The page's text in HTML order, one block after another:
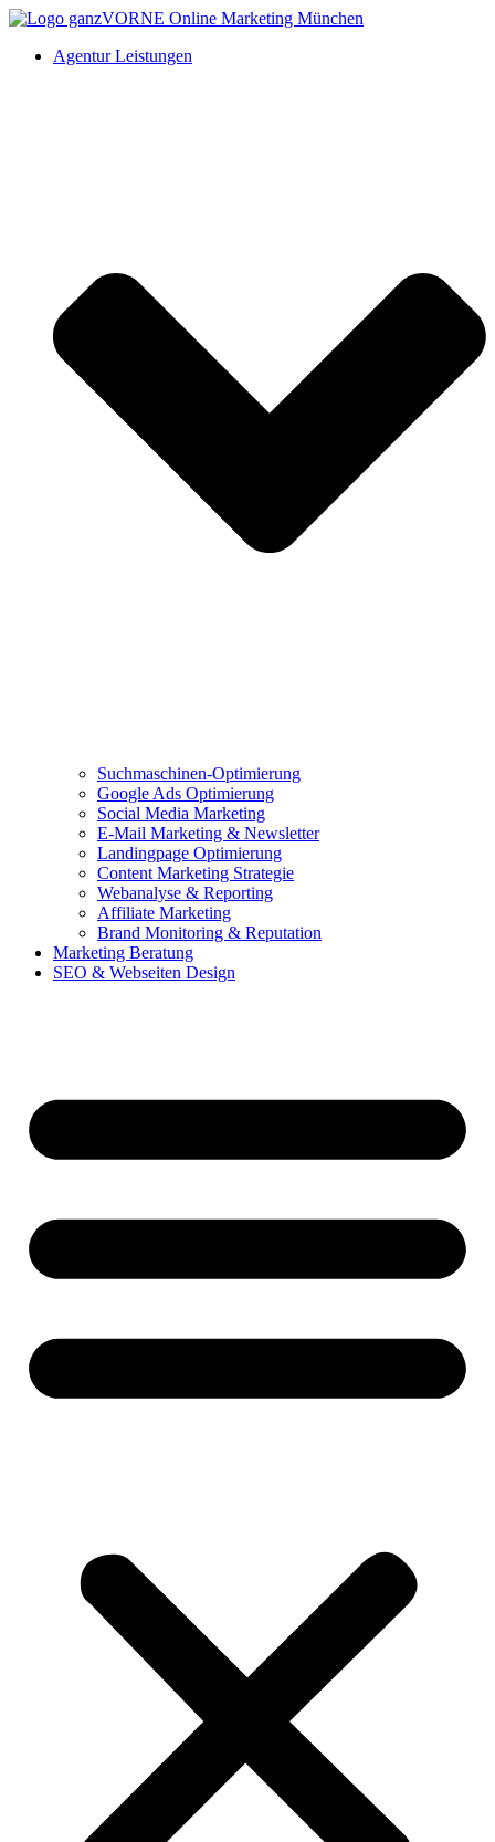
Agentur Leistungen
Suchmaschinen-Optimierung
Google Ads Optimierung
Social Media Marketing
E-Mail Marketing & Newsletter
Landingpage Optimierung
Content Marketing Strategie
Webanalyse & Reporting
Affiliate Marketing
Brand Monitoring & Reputation
Marketing Beratung
SEO & Webseiten Design